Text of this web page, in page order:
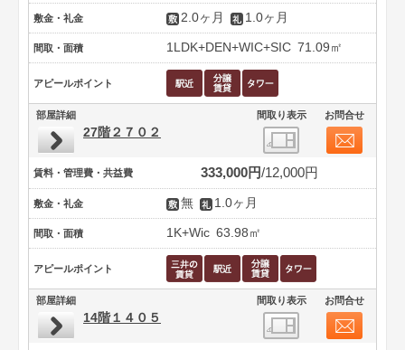
敷金・礼金 2.0ヶ月 1.0ヶ月
間取・面積 1LDK+DEN+WIC+SIC 71.09㎡
アピールポイント
部屋詳細 間取り表示 お問合せ
27階２７０２
賃料・管理費・共益費 333,000円 12,000円
敷金・礼金 無 1.0ヶ月
間取・面積 1K+Wic 63.98㎡
アピールポイント
部屋詳細 間取り表示 お問合せ
14階１４０５